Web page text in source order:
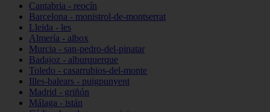
Cantabria - reocín
Barcelona - monistrol-de-montserrat
Lleida - les
Almería - albox
Murcia - san-pedro-del-pinatar
Badajoz - alburquerque
Toledo - casarrubios-del-monte
Illes-balears - puigpunyent
Madrid - griñón
Málaga - istán